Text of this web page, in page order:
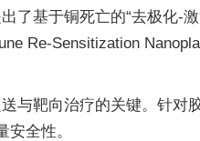
基于铜死亡的“去极化-
Re-Sensitization
与靶向治疗的关键。针
全性。